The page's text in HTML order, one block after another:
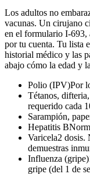
Los adultos no
vacunas. Un cirujano
en el formulario I-693,
por tu cuenta. Tu lista
historial médico y las
abajo cómo la edad y
Polio (IPV)Por
Tétanos,
requerido cada
Sarampión,
Hepatitis B
Varicela2 dosis.
demuestras
Influenza (gripe)
gripe (del 1 de